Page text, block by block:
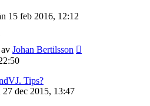
15 feb 2016, 12:12
av Johan Bertilsson
Tips?
27 dec 2015, 13:47